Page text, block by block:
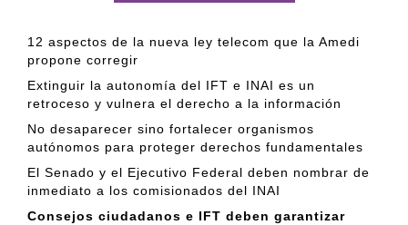
12 aspectos de la nueva ley telecom que la Amedi
propone corregir
Extinguir la autonomía del IFT e INAI es un
retroceso y vulnera el derecho a la información
No desaparecer sino fortalecer organismos
autónomos para proteger derechos fundamentales
El Senado y el Ejecutivo Federal deben nombrar de
inmediato a los comisionados del INAI
Consejos ciudadanos e IFT deben garantizar